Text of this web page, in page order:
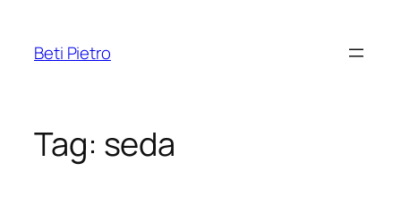
Beti Pietro
Tag: seda